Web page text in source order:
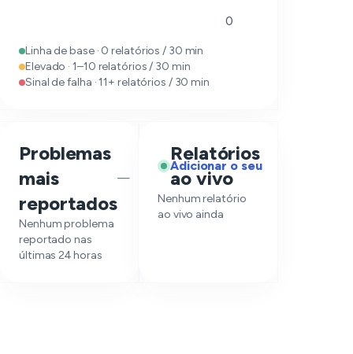
0
Linha de base · 0 relatórios / 30 min
Elevado · 1–10 relatórios / 30 min
Sinal de falha · 11+ relatórios / 30 min
Problemas
mais
reportados
—
Nenhum problema
reportado nas
últimas 24 horas
Relatórios
ao vivo
Adicionar o seu
Nenhum relatório
ao vivo ainda